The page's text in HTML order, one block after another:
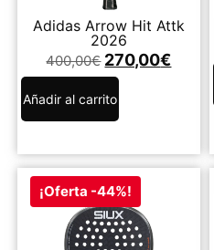
Adidas Arrow Hit Attk
2026
400,00€ 270,00€
Añadir al carrito
¡Oferta -44%!